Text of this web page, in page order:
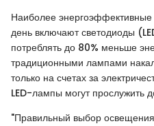
Наиболее
день включают светодиоды
потреблять до 80% меньше
традиционными лампами
только на счетах за
LED-лампы могут прослужить
"Правильный выбор